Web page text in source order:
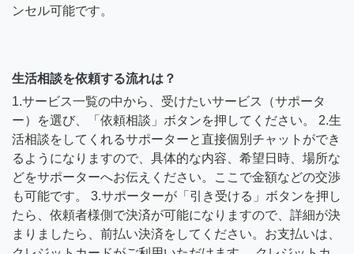
ンセル可能です。
生活相談を依頼する流れは？
1.サービス一覧の中から、受けたいサービス（サポータ
ー）を選び、「依頼相談」ボタンを押してください。 2.生
活相談をしてくれるサポーターと直接個別チャットができ
るようになりますので、具体的な内容、希望日時、場所な
どをサポーターへお伝えください。ここで金額などの交渉
も可能です。 3.サポーターが「引き受ける」ボタンを押し
たら、依頼者様側で決済が可能になりますので、詳細が決
まりましたら、前払い決済をしてください。お支払いは、